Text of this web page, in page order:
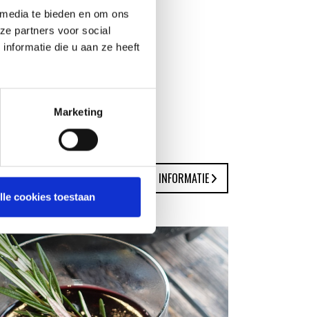
te bieden en om ons
partners voor social
die u aan ze heeft
Marketing
cookies toestaan
MEER INFORMATIE